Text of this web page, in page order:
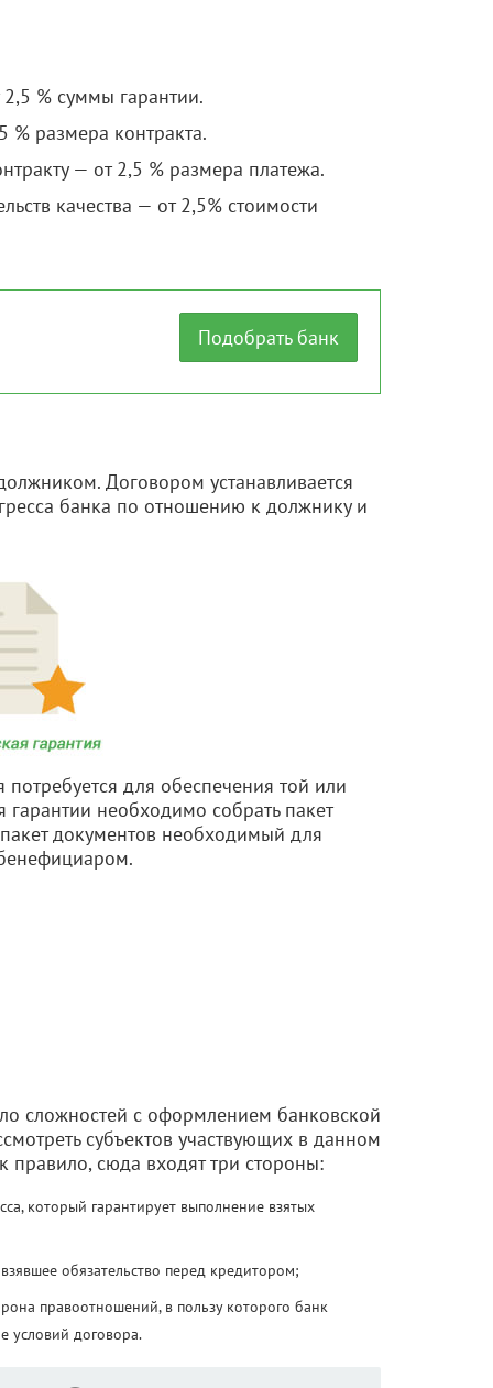
% суммы гарантии.
% размера контракта.
— от 2,5 % размера платежа.
качества — от 2,5% стоимости
Подобрать банк
Договором устанавливается
банка по отношению к должнику и
для обеспечения той или
необходимо собрать пакет
документов необходимый для
сложностей с оформлением банковской
субъектов участвующих в данном
правило, сюда входят три стороны:
который гарантирует выполнение взятых
обязательство перед кредитором;
правоотношений, в пользу которого банк
условий договора.